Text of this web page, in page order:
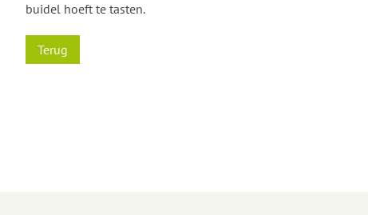
buidel hoeft te tasten.
Terug